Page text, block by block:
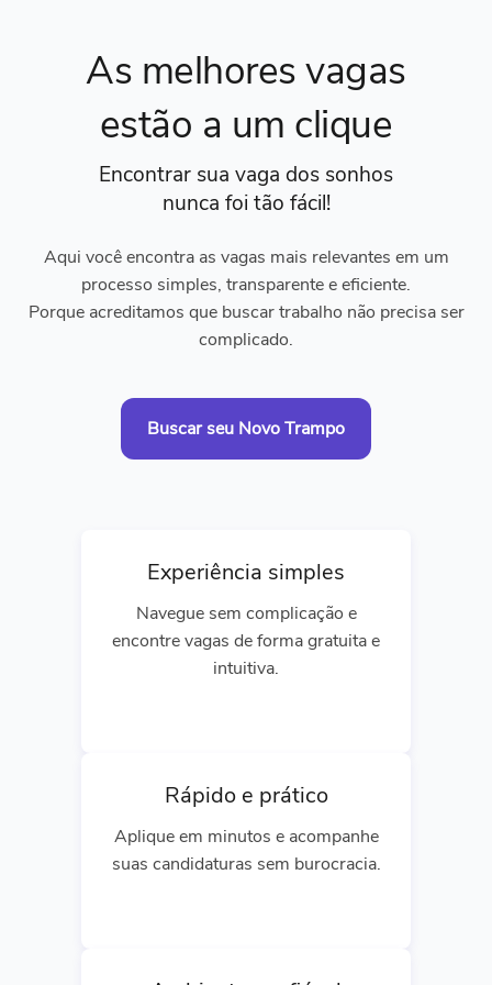
As melhores vagas
estão a um clique
Encontrar sua vaga dos sonhos
nunca foi tão fácil!
Aqui você encontra as vagas mais relevantes em um
processo simples, transparente e eficiente.
Porque acreditamos que buscar trabalho não precisa ser
complicado.
Buscar seu Novo Trampo
Experiência simples
Navegue sem complicação e
encontre vagas de forma gratuita e
intuitiva.
Rápido e prático
Aplique em minutos e acompanhe
suas candidaturas sem burocracia.